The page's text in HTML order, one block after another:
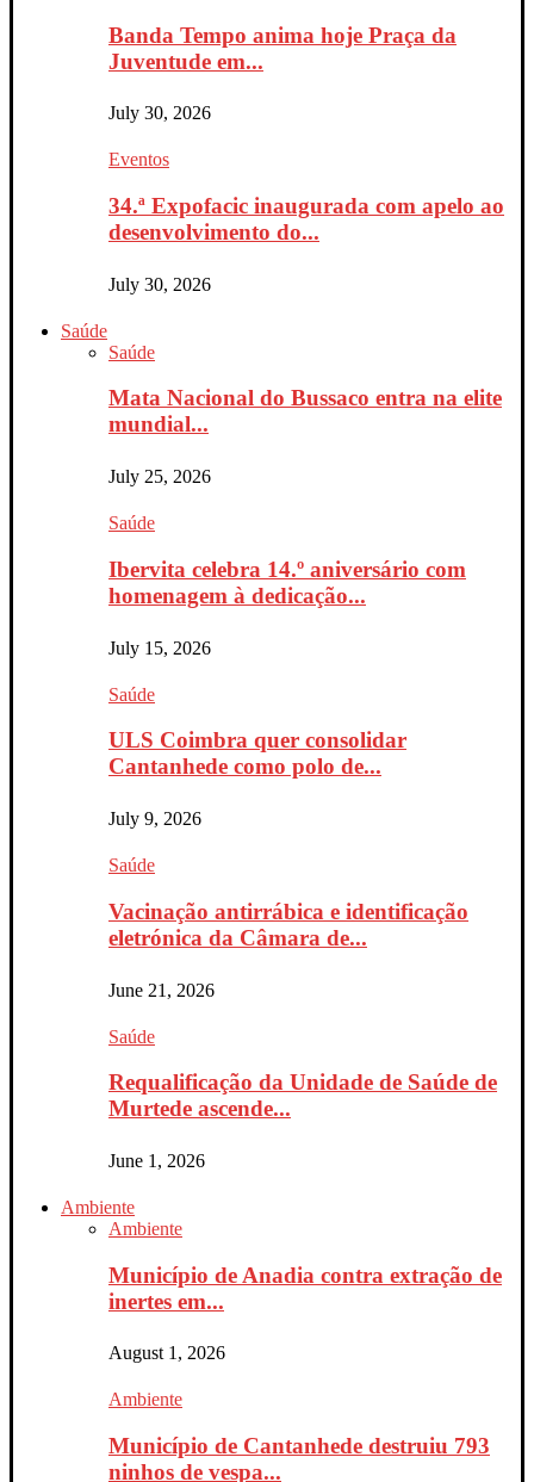
Banda Tempo anima hoje Praça da
Juventude em...
July 30, 2026
Eventos
34.ª Expofacic inaugurada com apelo ao
desenvolvimento do...
July 30, 2026
Saúde
Saúde
Mata Nacional do Bussaco entra na elite
mundial...
July 25, 2026
Saúde
Ibervita celebra 14.º aniversário com
homenagem à dedicação...
July 15, 2026
Saúde
ULS Coimbra quer consolidar
Cantanhede como polo de...
July 9, 2026
Saúde
Vacinação antirrábica e identificação
eletrónica da Câmara de...
June 21, 2026
Saúde
Requalificação da Unidade de Saúde de
Murtede ascende...
June 1, 2026
Ambiente
Ambiente
Município de Anadia contra extração de
inertes em...
August 1, 2026
Ambiente
Município de Cantanhede destruiu 793
ninhos de vespa...